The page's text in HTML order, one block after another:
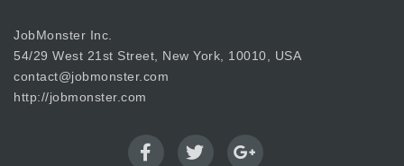
JobMonster Inc.
54/29 West 21st Street, New York, 10010, USA
contact@jobmonster.com
http://jobmonster.com